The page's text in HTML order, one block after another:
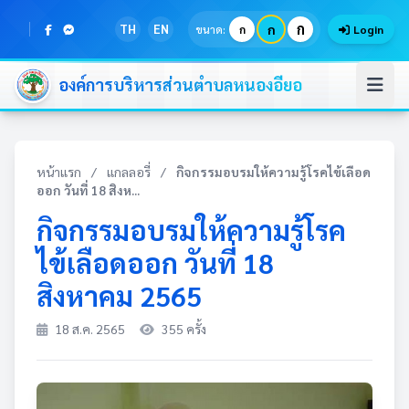
TH EN ขนาด: ก ก ก Login
องค์การบริหารส่วนตำบลหนองอียอ
หน้าแรก / แกลลอรี่ /
กิจกรรมอบรมให้ความรู้โรคไข้เลือด
ออก วันที่ 18 สิงห...
กิจกรรมอบรมให้ความรู้โรค
ไข้เลือดออก วันที่ 18
สิงหาคม 2565
18 ส.ค. 2565 355 ครั้ง